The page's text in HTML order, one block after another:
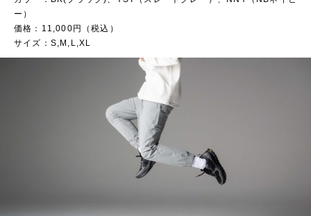
ー）
価格：11,000円（税込）
サイズ：S,M,L,XL